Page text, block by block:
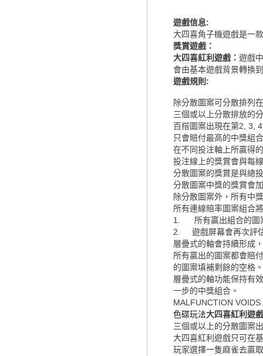
遊戲信息:
大四喜角子機遊戲是一
獎賞遊戲：
大四喜紅利遊戲： 遊戲
會由基本遊戲背景轉換
遊戲規則:
除分散圖案可分散排列
三個或以上分散排放的
百搭圖案出現在第2, 3,
只會賠付最高的中獎組
在不同投注軸上所贏得
投注線上的獎賞會與每
分散圖案的獎賞是與總
分散圖案中獎的獎賞會
除分散圖案外，所有中
所有連線賠率圖案組合
1. 所有贏出組合的圖
2. 遊戲屏幕會再次評
層疊式的軸會持續形成
所有贏出的圖案都會賠
的圖案填補剩餘的空格。
層疊式的軸功能保持有
一步的中獎組合。
MALFUNCTION
色碟玩法大四喜紅利遊
三個或以上的分散圖案
大四喜紅利遊戲只可在
玩家選擇一隻麻雀去贏